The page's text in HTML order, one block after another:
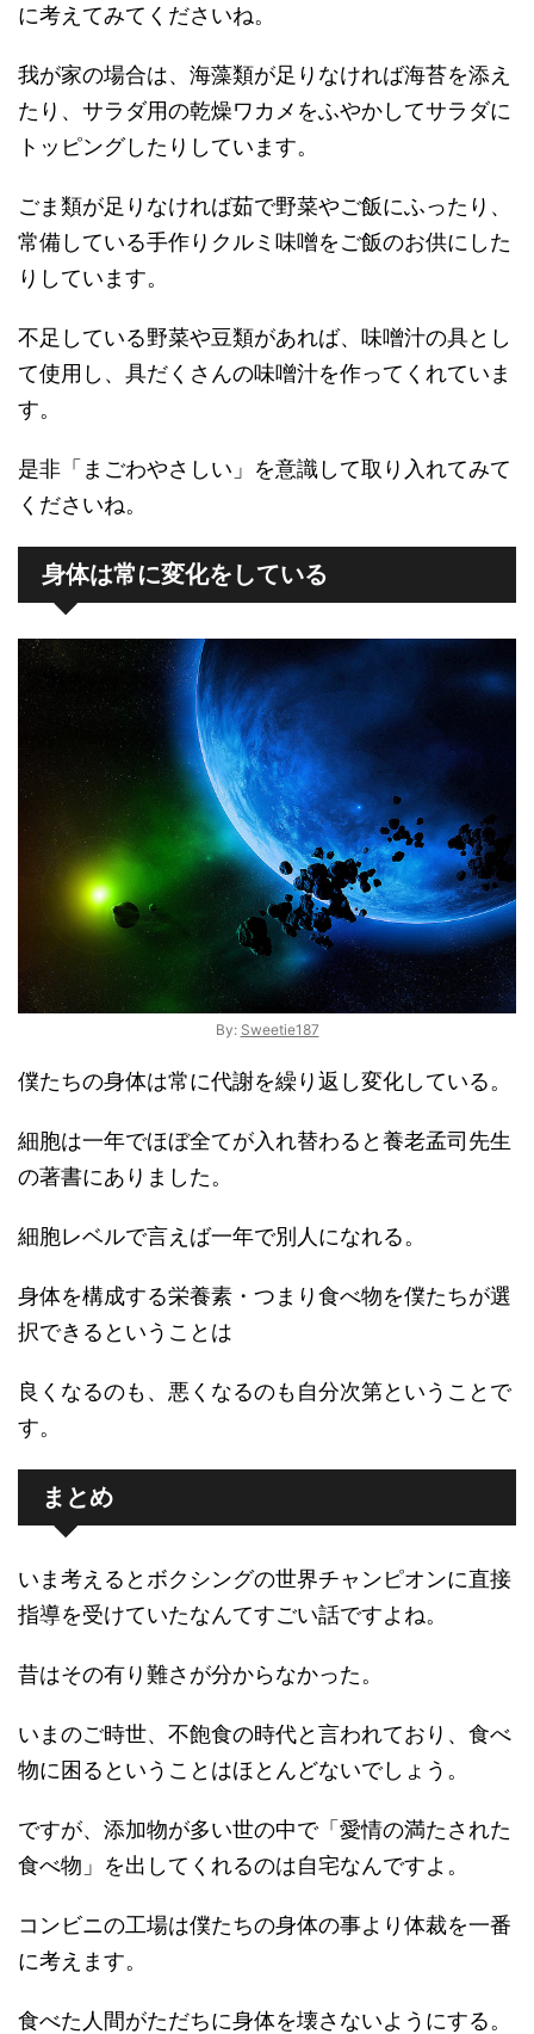
に考えてみてくださいね。
我が家の場合は、海藻類が足りなければ海苔を添え
たり、サラダ用の乾燥ワカメをふやかしてサラダに
トッピングしたりしています。
ごま類が足りなければ茹で野菜やご飯にふったり、
常備している手作りクルミ味噌をご飯のお供にした
りしています。
不足している野菜や豆類があれば、味噌汁の具とし
て使用し、具だくさんの味噌汁を作ってくれていま
す。
是非「まごわやさしい」を意識して取り入れてみて
くださいね。
身体は常に変化をしている
By: Sweetie187
僕たちの身体は常に代謝を繰り返し変化している。
細胞は一年でほぼ全てが入れ替わると養老孟司先生
の著書にありました。
細胞レベルで言えば一年で別人になれる。
身体を構成する栄養素・つまり食べ物を僕たちが選
択できるということは
良くなるのも、悪くなるのも自分次第ということで
す。
まとめ
いま考えるとボクシングの世界チャンピオンに直接
指導を受けていたなんてすごい話ですよね。
昔はその有り難さが分からなかった。
いまのご時世、不飽食の時代と言われており、食べ
物に困るということはほとんどないでしょう。
ですが、添加物が多い世の中で「愛情の満たされた
食べ物」を出してくれるのは自宅なんですよ。
コンビニの工場は僕たちの身体の事より体裁を一番
に考えます。
食べた人間がただちに身体を壊さないようにする。